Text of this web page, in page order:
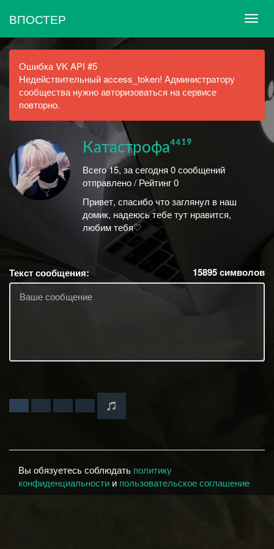
ВПОСТЕР
Ошибка VK API #5
Недействительный access_token! Администратору
сообщества нужно авторизоваться на сервисе
повторно.
Катастрофа⁴⁴¹⁹
Всего 15, за сегодня 0 сообщений
отправлено / Рейтинг 0
Привет, спасибо что заглянул в наш
домик, надеюсь тебе тут нравится,
любим тебя♡
Текст сообщения: 15895символов
Вы обязуетесь соблюдать политику
конфиденциальности и пользовательское соглашение